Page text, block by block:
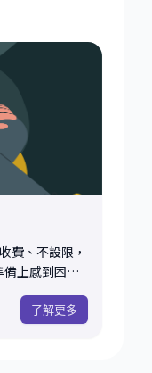
費、不設限，
上感到困惑
無論你
透過對談整
了解更多